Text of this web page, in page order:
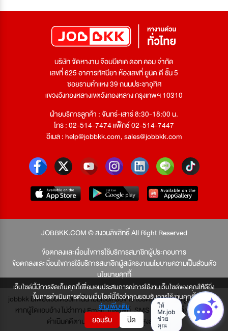
เว็บไซต์นี้มีการจัดเก็บคุกกี้เพื่อมอบประสบการณ์การใช้งานเว็บไซต์ของคุณให้ดียิ่ง
ขึ้นการดำเนินการต่อบนเว็บไซต์นี้ถือว่าคุณยอมรับการใช้งานคุกกี้
อ่านเพิ่มเติม
ยอมรับ ปิด
บริษัท จัดหางาน จ๊อบบีเคเค ดอท คอม จำกัด
เลขที่ 625 อาคารทัศนียา ห้องเลขที่ ยูนิต ดี ชั้น 5
ซอยรามคำแหง 39 ถนนประชาอุทิศ
แขวงวังทองหลางเขตวังทองหลาง กรุงเทพฯ 10310
ฝ่ายบริการลูกค้า : จันทร์-เสาร์ 8:30-18:00 น.
โทร : 02-514-7474 แฟ็กซ์ 02-514-7447
อีเมล :help@jobbkk.com,sales@jobbkk.com
JOBBKK.COM © สงวนลิขสิทธิ์ All Right Reserved
ข้อตกลงและเงื่อนไขการใช้บริการสมาชิกผู้ประกอบการ
ข้อตกลงและเงื่อนไขการใช้บริการสมาชิกผู้สมัครงานนโยบายความเป็นส่วนตัว
นโยบายคุกกี้
jobbkk มีเพียงเว็บเดียวเท่านั้น ไม่มีเว็บเครือข่าย โปรดอย่าหลงเชื่อผู้แอบอ้าง และ
หากผู้ใดแอบอ้าง ไม่ว่าทาง Email, โทรศัพท์, SMS หรือทางใดก็ตาม จะถูก
ดำเนินคดีตามที่กฎหมายบัญญัติไว้สูงสุด